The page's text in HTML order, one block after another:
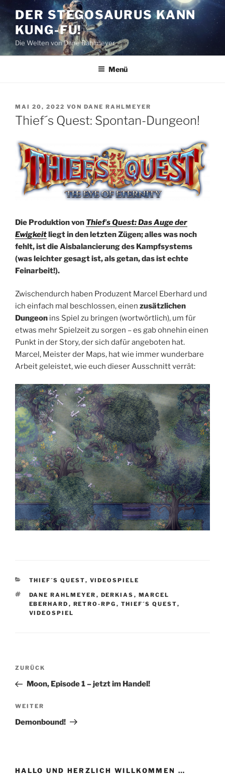
Zum
Inhalt
springen
DER STEGOSAURUS KANN
KUNG-FU!
Die Welten von Dane Rahlmeyer
Menü
VERÖFFENTLICHT
AM
MAI 20, 2022 VON DANE RAHLMEYER
Thief´s Quest: Spontan-Dungeon!
Die Produktion von Thiefʼs Quest: Das Auge der
Ewigkeitliegt in den letzten Zügen; alles was noch
fehlt, ist die Aisbalancierung des Kampfsystems
(was leichter gesagt ist, als getan, das ist echte
Feinarbeit!).
Zwischendurch haben Produzent Marcel Eberhard und
ich einfach mal beschlossen, einen zusätzlichen
Dungeon ins Spiel zu bringen (wortwörtlich), um für
etwas mehr Spielzeit zu sorgen – es gab ohnehin einen
Punkt in der Story, der sich dafür angeboten hat.
Marcel, Meister der Maps, hat wie immer wunderbare
Arbeit geleistet, wie euch dieser Ausschnitt verrät:
KATEGORIEN
THIEF´S QUEST, VIDEOSPIELE
SCHLAGWÖRTER
DANE RAHLMEYER , DERKIAS , MARCEL
EBERHARD , RETRO-RPG , THIEF´S QUEST,
VIDEOSPIEL
Beitragsnavigation
Vorheriger
Beitrag
ZURÜCK
Moon, Episode 1 – jetzt im Handel!
Nächster
Beitrag
WEITER
Demonbound!
HALLO UND HERZLICH WILLKOMMEN …